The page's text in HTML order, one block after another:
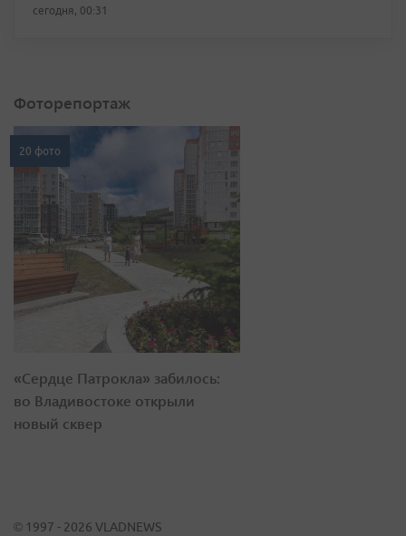
сегодня, 00:31
Фоторепортаж
20 фото
«Сердце Патрокла» забилось:
во Владивостоке открыли
новый сквер
© 1997 - 2026 VLADNEWS